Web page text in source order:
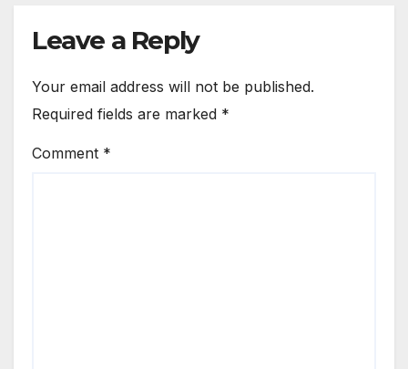
Leave a Reply
Your email address will not be published.
Required fields are marked *
Comment *